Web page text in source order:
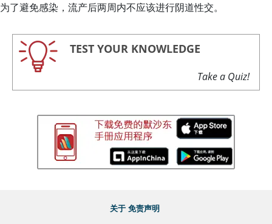
为了避免感染，流产后两周内不应该进行阴道性交。
TEST YOUR KNOWLEDGE
Take a Quiz!
关于 免责声明